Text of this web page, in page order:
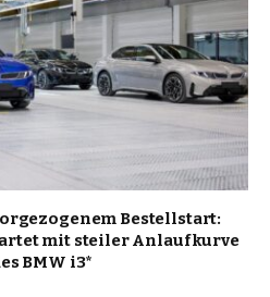
Bestellstart:
mit steiler Anlaufkurve
BMW i3*